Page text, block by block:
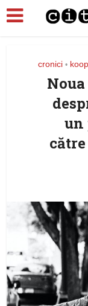
cronici •
un